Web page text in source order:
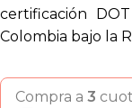
certificación
Colombia bajo la
Compra a 3